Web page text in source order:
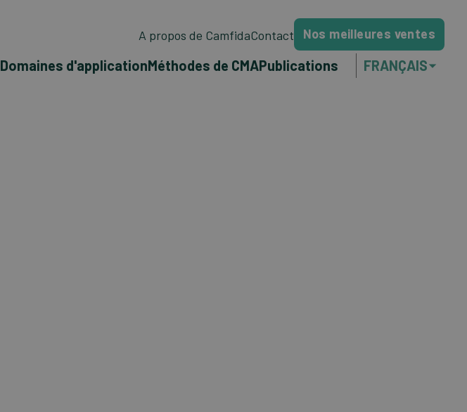
A propos de CamfidaContact Nos meilleures ventes
Domaines d'applicationMéthodes de CMAPublications FRANÇAIS